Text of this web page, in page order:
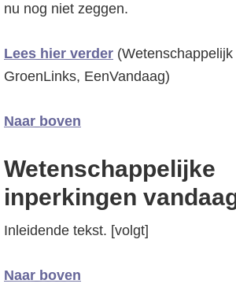
nu nog niet zeggen.
Lees hier verder
GroenLinks, EenVandaag)
Naar boven
Wetenschappelijke
inperkingen
Inleidende tekst. [volgt]
Naar boven